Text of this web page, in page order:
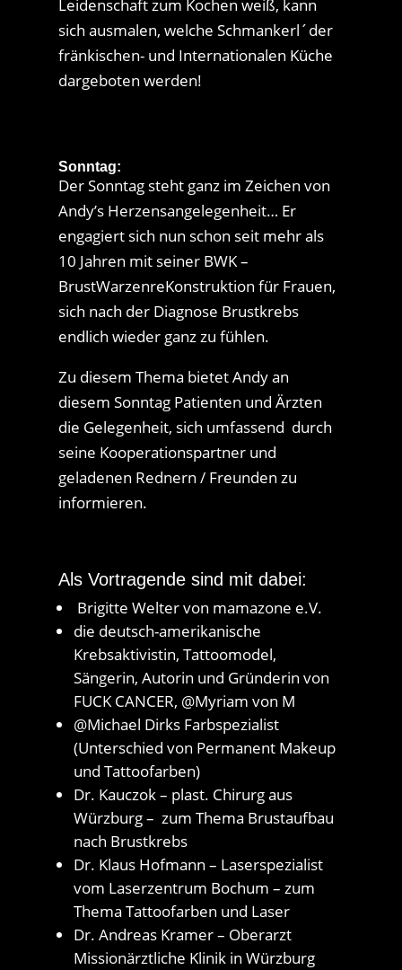
Leidenschaft zum Kochen weiß, kann
sich ausmalen, welche Schmankerl´der
fränkischen- und Internationalen Küche
dargeboten werden!
Sonntag:
Der Sonntag steht ganz im Zeichen von
Andy’s Herzensangelegenheit… Er
engagiert sich nun schon seit mehr als
10 Jahren mit seiner BWK –
BrustWarzenreKonstruktion für Frauen,
sich nach der Diagnose Brustkrebs
endlich wieder ganz zu fühlen.
Zu diesem Thema bietet Andy an
diesem Sonntag Patienten und Ärzten
die Gelegenheit, sich umfassend durch
seine Kooperationspartner und
geladenen Rednern / Freunden zu
informieren.
Als Vortragende sind mit dabei:
Brigitte Welter von mamazone e.V.
die deutsch-amerikanische
Krebsaktivistin, Tattoomodel,
Sängerin, Autorin und Gründerin von
FUCK CANCER, @Myriam von M
@Michael Dirks Farbspezialist
(Unterschied von Permanent Makeup
und Tattoofarben)
Dr. Kauczok – plast. Chirurg aus
Würzburg – zum Thema Brustaufbau
nach Brustkrebs
Dr. Klaus Hofmann – Laserspezialist
vom Laserzentrum Bochum – zum
Thema Tattoofarben und Laser
Dr. Andreas Kramer – Oberarzt
Missionärztliche Klinik in Würzburg